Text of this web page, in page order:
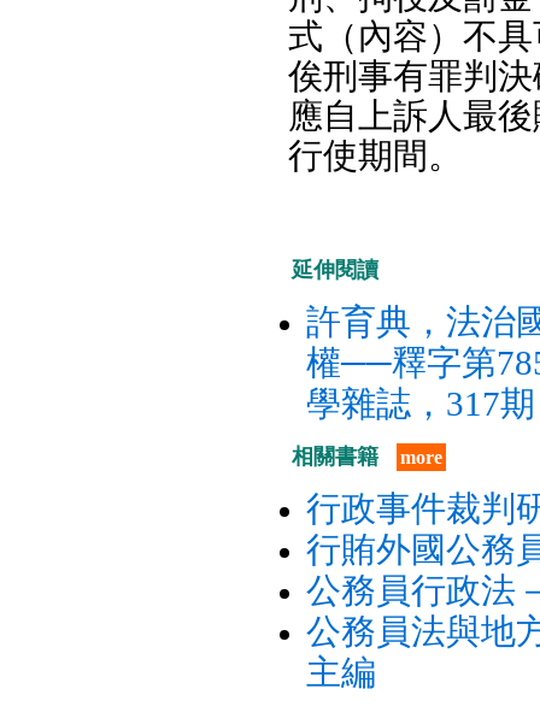
式（內容）不
俟刑事有罪判
應自上訴人最
行使期間。
延伸閱讀
許育典，法治
權──釋字第
學雜誌，317
相關書籍 more
行政事件裁判
行賄外國公務
公務員行政法
公務員法與地
主編